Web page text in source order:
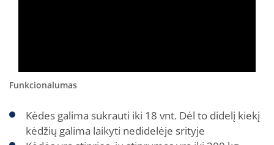
Funkcionalumas
Kėdes galima sukrauti iki 18 vnt. Dėl to didelį kiekį
kėdžių galima laikyti nedidelėje srityje